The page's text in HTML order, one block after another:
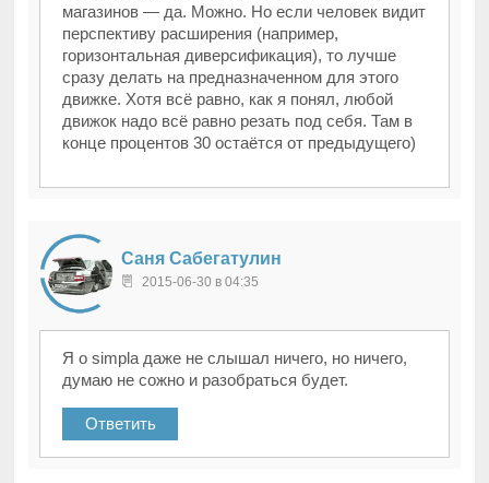
магазинов — да. Можно. Но если человек видит
перспективу расширения (например,
горизонтальная диверсификация), то лучше
сразу делать на предназначенном для этого
движке. Хотя всё равно, как я понял, любой
движок надо всё равно резать под себя. Там в
конце процентов 30 остаётся от предыдущего)
Саня Сабегатулин
2015-06-30 в 04:35
Я о simpla даже не слышал ничего, но ничего,
думаю не сожно и разобраться будет.
Ответить